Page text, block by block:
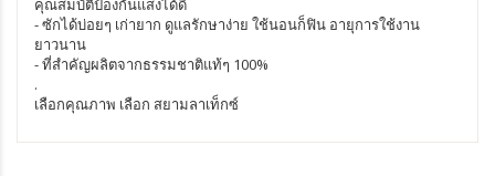
คุณสมบัติป้องกันแสงได้ดี
- ซักได้บ่อยๆ เก่ายาก ดูแลรักษาง่าย ใช้นอนก็ฟิน อายุการใช้งาน
ยาวนาน
- ที่สำคัญผลิตจากธรรมชาติแท้ๆ 100%
.
เลือกคุณภาพ เลือก สยามลาเท็กซ์